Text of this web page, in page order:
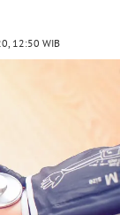
12:50 WIB